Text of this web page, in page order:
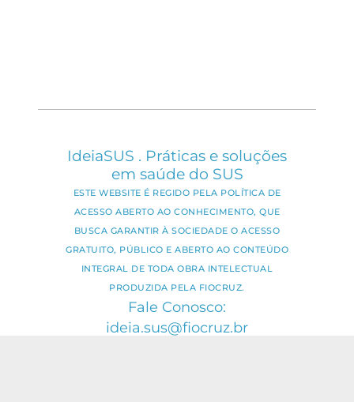
IdeiaSUS . Práticas e soluções
em saúde do SUS
ESTE WEBSITE É REGIDO PELA POLÍTICA DE
ACESSO ABERTO AO CONHECIMENTO, QUE
BUSCA GARANTIR À SOCIEDADE O ACESSO
GRATUITO, PÚBLICO E ABERTO AO CONTEÚDO
INTEGRAL DE TODA OBRA INTELECTUAL
PRODUZIDA PELA FIOCRUZ.
Fale Conosco:
ideia.sus@fiocruz.br